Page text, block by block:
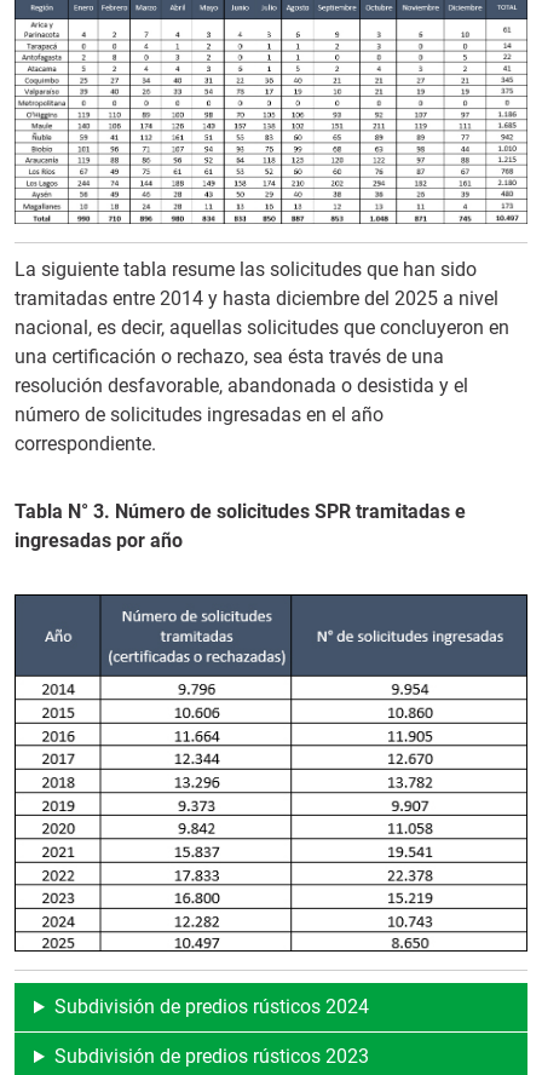
La siguiente tabla resume las solicitudes que han sido
tramitadas entre 2014 y hasta diciembre del 2025 a nivel
nacional, es decir, aquellas solicitudes que concluyeron en
una certificación o rechazo, sea ésta través de una
resolución desfavorable, abandonada o desistida y el
número de solicitudes ingresadas en el año
correspondiente.
Tabla N° 3. Número de solicitudes SPR tramitadas e
ingresadas por año
Subdivisión de predios rústicos 2024
Subdivisión de predios rústicos 2023